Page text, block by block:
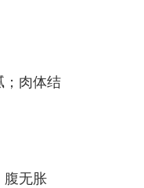
；肉体结
腹无胀